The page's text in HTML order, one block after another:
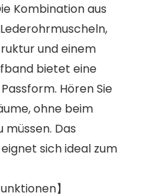
Kombination aus
und einem
bietet eine
Hören Sie
ohne beim
Das
sich ideal zum
】